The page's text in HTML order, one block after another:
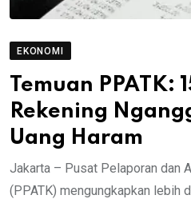
EKONOMI
Temuan PPATK:
Rekening
Uang Haram
Jakarta – Pusat Pelaporan dan
(PPATK) mengungkapkan lebih